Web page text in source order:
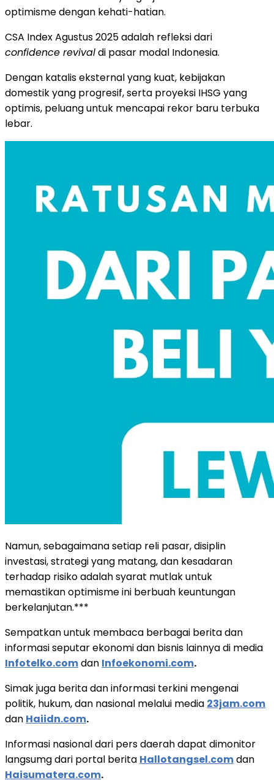
optimisme dengan kehati-hatian.
CSA Index Agustus 2025 adalah refleksi dari
confidence revivaldi pasar modal Indonesia.
Dengan katalis eksternal yang kuat, kebijakan
domestik yang progresif, serta proyeksi IHSG yang
optimis, peluang untuk mencapai rekor baru terbuka
lebar.
Namun, sebagaimana setiap reli pasar, disiplin
investasi, strategi yang matang, dan kesadaran
terhadap risiko adalah syarat mutlak untuk
memastikan optimisme ini berbuah keuntungan
berkelanjutan.***
Sempatkan untuk membaca berbagai berita dan
informasi seputar ekonomi dan bisnis lainnya di media
Infotelko.comdan Infoekonomi.com.
Simak juga berita dan informasi terkini mengenai
politik, hukum, dan nasional melalui media 23jam.com
dan Haiidn.com.
Informasi nasional dari pers daerah dapat dimonitor
langsumg dari portal berita Hallotangsel.comdan
Haisumatera.com.